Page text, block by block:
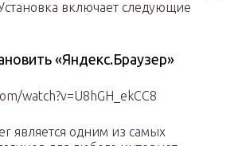
включает следующие
«Яндекс.Браузер»
watch?v=U8hGH_ekCC8
является одним из самых